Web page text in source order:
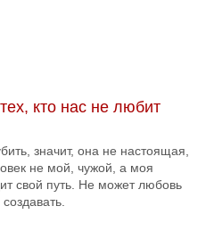
кто нас не любит
значит, она не настоящая,
не мой, чужой, а моя
свой путь. Не может любовь